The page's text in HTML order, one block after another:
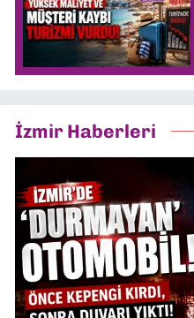
İzmir Haberleri